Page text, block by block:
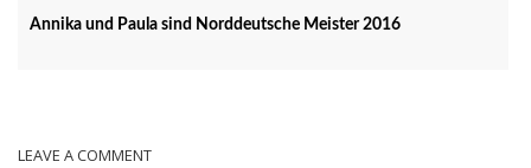
Annika und Paula sind Norddeutsche Meister 2016
LEAVE A COMMENT